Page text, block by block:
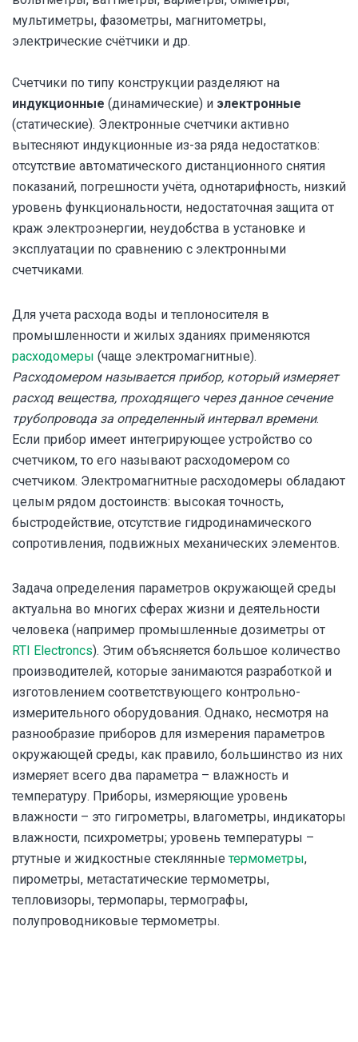
мультиметры, фазометры, магнитометры,
электрические счётчики и др.
Счетчики по типу конструкции разделяют на
индукционные (динамические) и электронные
(статические). Электронные счетчики активно
вытесняют индукционные из-за ряда недостатков:
отсутствие автоматического дистанционного снятия
показаний, погрешности учёта, однотарифность, низкий
уровень функциональности, недостаточная защита от
краж электроэнергии, неудобства в установке и
эксплуатации по сравнению с электронными
счетчиками.
Для учета расхода воды и теплоносителя в
промышленности и жилых зданиях применяются
расходомеры (чаще электромагнитные).
Расходомером называется прибор, который измеряет
расход вещества, проходящего через данное сечение
трубопровода за определенный интервал времени.
Если прибор имеет интегрирующее устройство со
счетчиком, то его называют расходомером со
счетчиком. Электромагнитные расходомеры обладают
целым рядом достоинств: высокая точность,
быстродействие, отсутствие гидродинамического
сопротивления, подвижных механических элементов.
Задача определения параметров окружающей среды
актуальна во многих сферах жизни и деятельности
человека (например промышленные дозиметры от
RTI Electroncs). Этим объясняется большое количество
производителей, которые занимаются разработкой и
изготовлением соответствующего контрольно-
измерительного оборудования. Однако, несмотря на
разнообразие приборов для измерения параметров
окружающей среды, как правило, большинство из них
измеряет всего два параметра – влажность и
температуру. Приборы, измеряющие уровень
влажности – это гигрометры, влагометры, индикаторы
влажности, психрометры; уровень температуры –
ртутные и жидкостные стеклянныетермометры,
пирометры, метастатические термометры,
тепловизоры, термопары, термографы,
полупроводниковые термометры.